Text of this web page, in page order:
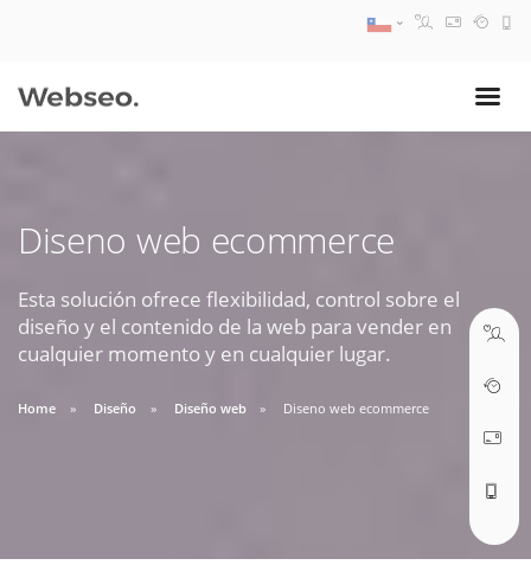
Diseno web ecommerce
Esta solución ofrece flexibilidad, control sobre el
diseño y el contenido de la web para vender en
cualquier momento y en cualquier lugar.
Home Diseño Diseño web Diseno web ecommerce
09:30 AM A 18:30 PM
soporte@webseo.cl
ABRIR TICKET